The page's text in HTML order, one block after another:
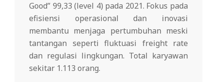
Good” 99,33 (level 4) pada 2021. Fokus pada
efisiensi operasional dan inovasi
membantu menjaga pertumbuhan meski
tantangan seperti fluktuasi freight rate
dan regulasi lingkungan. Total karyawan
sekitar 1.113 orang.